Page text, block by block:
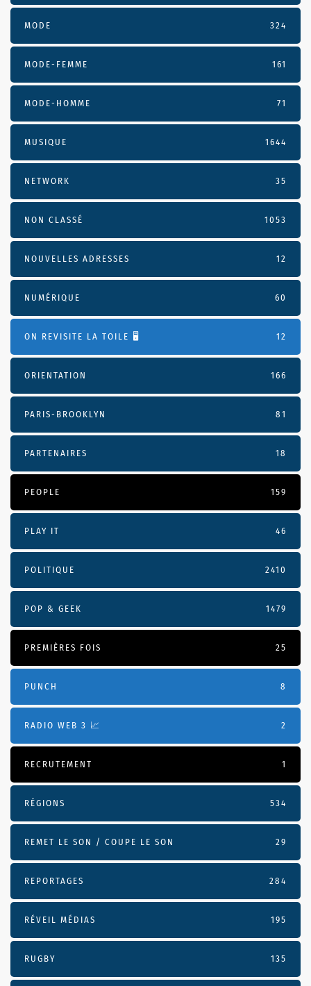
MODE 324
MODE-FEMME 161
MODE-HOMME 71
MUSIQUE 1644
NETWORK 35
NON CLASSÉ 1053
NOUVELLES ADRESSES 12
NUMÉRIQUE 60
ON REVISITE LA TOILE 🖥️ 12
ORIENTATION 166
PARIS-BROOKLYN 81
PARTENAIRES 18
PEOPLE 159
PLAY IT 46
POLITIQUE 2410
POP & GEEK 1479
PREMIÈRES FOIS 25
PUNCH 8
RADIO WEB 3 📈 2
RECRUTEMENT 1
RÉGIONS 534
REMET LE SON / COUPE LE SON 29
REPORTAGES 284
RÉVEIL MÉDIAS 195
RUGBY 135